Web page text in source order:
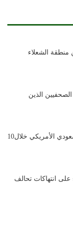
منطقة الشعلاء
الصحفيين الذين
عين الإنسانية: ضحايا العدوان السعودي الأمريكي خلال10
انتهاكات تحالف